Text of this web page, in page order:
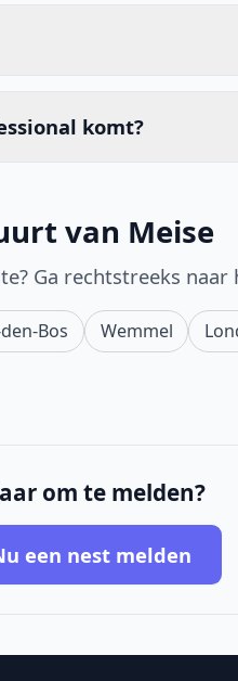
komt?
van Meise
Ga rechtstreeks naar
Bos Wemmel
om te melden?
een nest melden